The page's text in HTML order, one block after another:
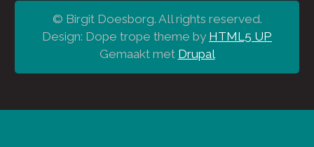
© Birgit Doesborg. All rights reserved.
Design: Dope trope theme by HTML5 UP
Gemaakt met Drupal